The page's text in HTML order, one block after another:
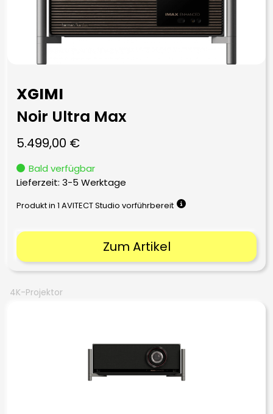
XGIMI
Noir Ultra Max
5.499,00 €
Bald verfügbar
Lieferzeit: 3-5 Werktage
Produkt in 1 AVITECT Studio vorführbereit
Zum Artikel
4K-Projektor